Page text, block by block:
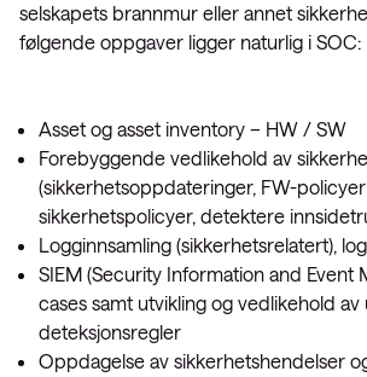
selskapets brannmur eller annet
følgende oppgaver ligger naturlig i SOC:
Asset og asset inventory – HW / SW
Forebyggende vedlikehold av
(sikkerhetsoppdateringer, FW-
sikkerhetspolicyer, detektere
Logginnsamling (sikkerhetsrelatert),
SIEM (Security Information and Event
cases samt utvikling og vedlikehold av
deteksjonsregler
Oppdagelse av sikkerhetshendelser